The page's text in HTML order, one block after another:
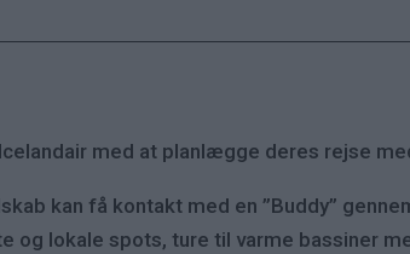
med at planlægge deres rejse
kan få kontakt med en ”Buddy”
og lokale spots, ture til varme bassiner